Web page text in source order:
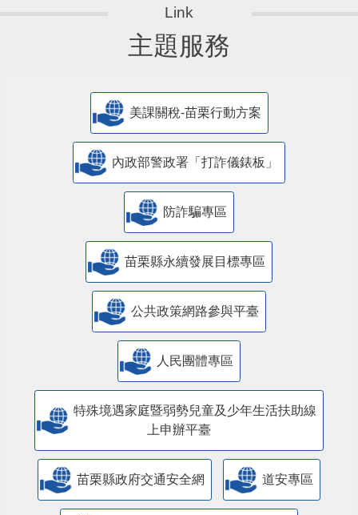
主題服務
美課關稅-苗栗行動方案
內政部警政署「打詐儀錶板」
防詐騙專區
苗栗縣永續發展目標專區
公共政策網路參與平臺
人民團體專區
特殊境遇家庭暨弱勢兒童及少年生活扶助線
上申辦平臺
苗栗縣政府交通安全網 道安專區